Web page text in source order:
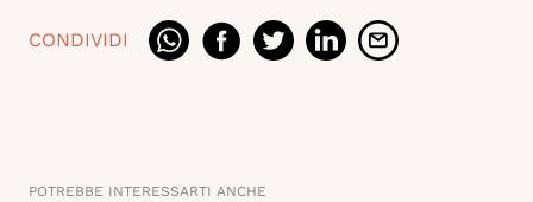
CONDIVIDI
POTREBBE INTERESSARTI ANCHE